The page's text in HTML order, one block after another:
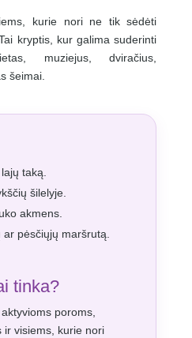
kurie nori ne tik sėdėti
kryptis, kur galima suderinti
muziejus, dviračius,
šeimai.
taką.
šilelyje.
akmens.
pėsčiųjų maršrutą.
tinka?
poroms,
ir visiems, kurie nori